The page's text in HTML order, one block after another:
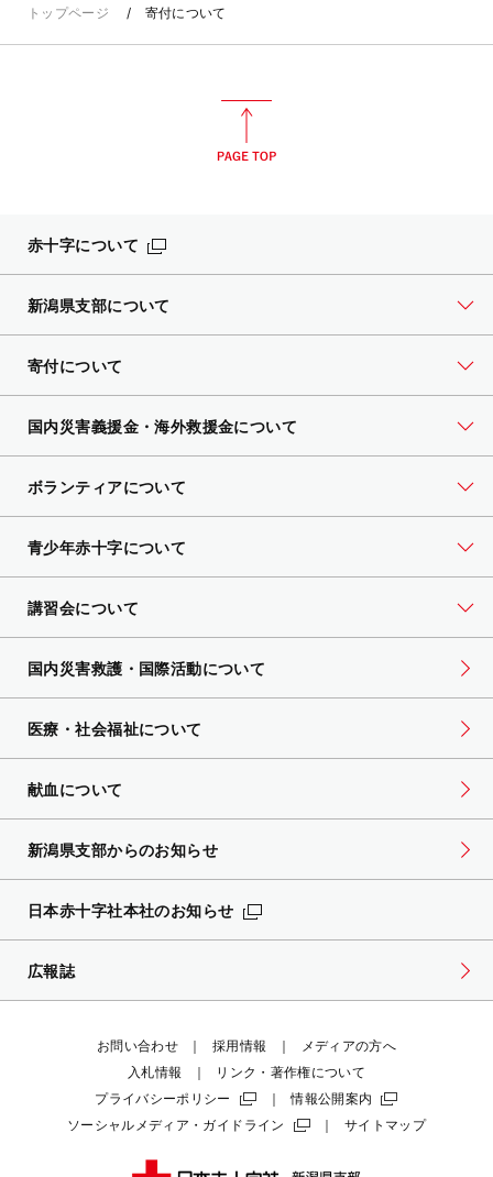
トップページ 寄付について
赤十字について
新潟県支部について
寄付について
国内災害義援金・海外救援金について
ボランティアについて
青少年赤十字について
講習会について
国内災害救護・国際活動について
医療・社会福祉について
献血について
新潟県支部からのお知らせ
日本赤十字社本社のお知らせ
広報誌
お問い合わせ 採用情報
メディアの方へ
入札情報
リンク・著作権について
プライバシーポリシー
情報公開案内
ソーシャルメディア・ガイドライン
サイトマップ